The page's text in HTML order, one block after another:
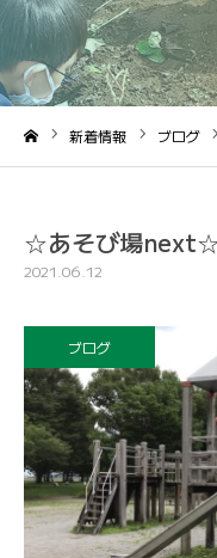
新着情報 ブログ
☆あそび場
2021.06.12
ブログ